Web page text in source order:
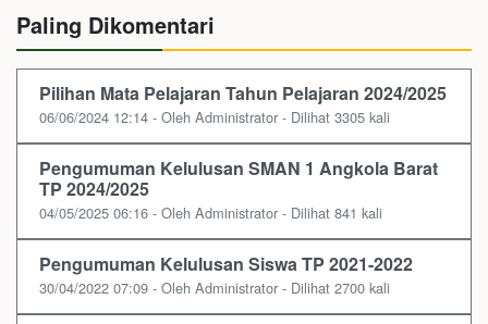
Paling Dikomentari
Pilihan Mata Pelajaran Tahun Pelajaran 2024/2025
06/06/2024 12:14 - Oleh Administrator - Dilihat 3305 kali
Pengumuman Kelulusan SMAN 1 Angkola Barat
TP 2024/2025
04/05/2025 06:16 - Oleh Administrator - Dilihat 841 kali
Pengumuman Kelulusan Siswa TP 2021-2022
30/04/2022 07:09 - Oleh Administrator - Dilihat 2700 kali